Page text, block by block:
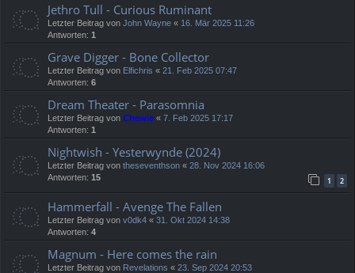
Jethro Tull - Curious Ruminant
Letzter Beitrag von John Wayne « 16. Mär 2025 11:26
Antworten: 1
Grave Digger - Bone Collector
Letzter Beitrag von Elfichris « 21. Feb 2025 07:47
Antworten: 6
Dream Theater - Parasomnia
Letzter Beitrag von Chewie « 7. Feb 2025 17:17
Antworten: 1
Nightwish - Yesterwynde (2024)
Letzter Beitrag von theseventhson « 28. Nov 2024 16:06
Antworten: 15 1 2
Hammerfall - Avenge The Fallen
Letzter Beitrag von v0dk4 « 31. Okt 2024 14:38
Antworten: 4
Magnum - Here comes the rain
Letzter Beitrag von Revelations « 23. Sep 2024 20:53